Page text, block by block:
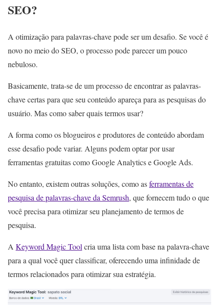
SEO?
A otimização para palavras-chave pode ser um desafio. Se você é
novo no meio do SEO, o processo pode parecer um pouco
nebuloso.
Basicamente, trata-se de um processo de encontrar as palavras-
chave certas para que seu conteúdo apareça para as pesquisas do
usuário. Mas como saber quais termos usar?
A forma como os blogueiros e produtores de conteúdo abordam
esse desafio pode variar. Alguns podem optar por usar
ferramentas gratuitas como Google Analytics e Google Ads.
No entanto, existem outras soluções, como asferramentas de
pesquisa de palavras-chave da Semrush, que fornecem tudo o que
você precisa para otimizar seu planejamento de termos de
pesquisa.
A Keyword Magic Tool cria uma lista com base na palavra-chave
para a qual você quer classificar, oferecendo uma infinidade de
termos relacionados para otimizar sua estratégia.